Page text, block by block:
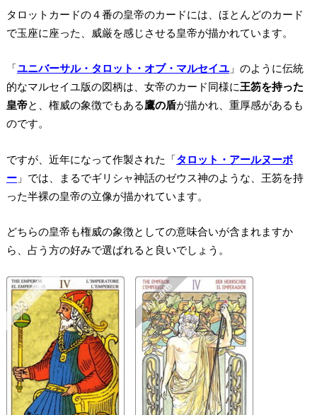
タロットカードの４番の皇帝のカードには、ほとんどのカード
で玉座に座った、威厳を感じさせる皇帝が描かれています。
「ユニバーサル・タロット・オブ・マルセイユ」のように伝統
的なマルセイユ版の図柄は、女帝のカード同様に王笏を持った
皇帝と、権威の象徴でもある鷹の盾が描かれ、重厚感があるも
のです。
ですが、近年になって作製された「タロット・アールヌーボ
ー」では、まるでギリシャ神話のゼウス神のよう な、王笏を持
った半裸の皇帝の立像が描かれています。
どちらの皇帝も権威の象徴としての意味合いが含まれますか
ら、占う方の好みで選ばれると良いでしょう。